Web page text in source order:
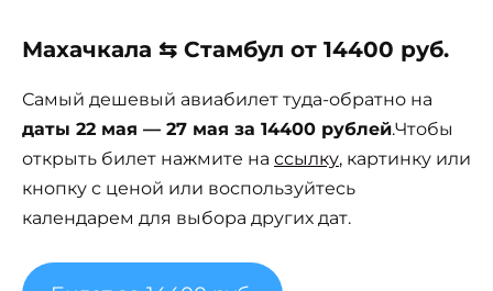
Махачкала ⇆ Стамбул от 14400 руб.
Самый дешевый авиабилет туда-обратно на
даты 22 мая — 27 мая за 14400 рублей.Чтобы
открыть билет нажмите на ссылку, картинку или
кнопку с ценой или воспользуйтесь
календарем для выбора других дат.